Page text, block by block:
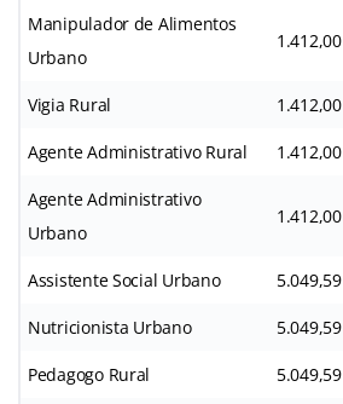
Manipulador de Alimentos
Urbano
1.412,00
Vigia Rural 1.412,00
Agente Administrativo Rural 1.412,00
Agente Administrativo
Urbano
1.412,00
Assistente Social Urbano 5.049,59
Nutricionista Urbano 5.049,59
Pedagogo Rural 5.049,59